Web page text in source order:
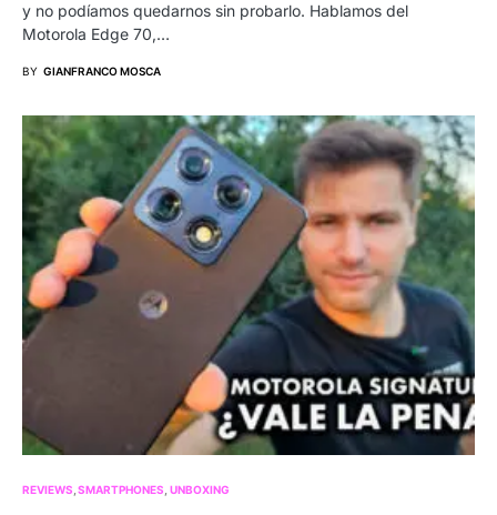
y no podíamos quedarnos sin probarlo. Hablamos del
Motorola Edge 70,…
BY GIANFRANCO MOSCA
REVIEWS SMARTPHONES UNBOXING